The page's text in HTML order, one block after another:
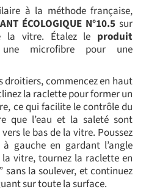
à la méthode française,
ÉCOLOGIQUE N°10.5 sur
la vitre. Étalez le produit
microfibre pour une
droitiers, commencez en haut
la raclette pour former un
ce qui facilite le contrôle du
que l’eau et la saleté sont
le bas de la vitre. Poussez
gauche en gardant l’angle
vitre, tournez la raclette en
sans la soulever, et continuez
sur toute la surface.